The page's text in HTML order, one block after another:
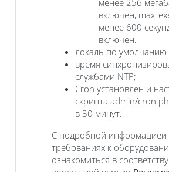
включен,
менее 600
включен.
локаль по умолчанию
время
службами NTP;
Cron установлен и
скрипта admin/
в 30 минут.
С подробной информацией
требованиях к
ознакомиться в